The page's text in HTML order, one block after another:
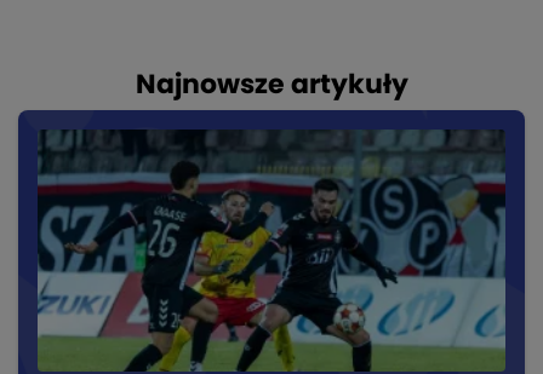
Najnowsze artykuły